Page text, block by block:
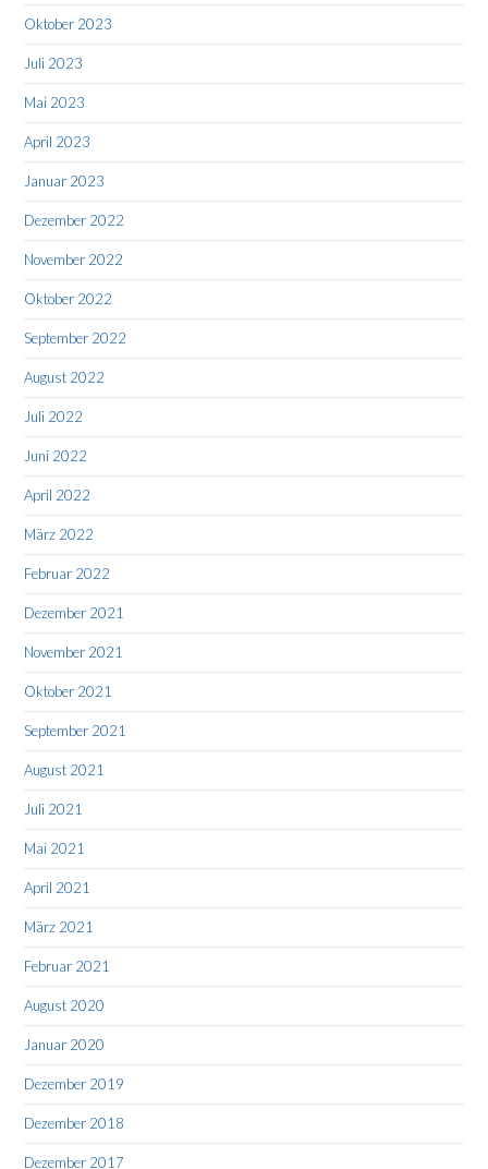
Oktober 2023
Juli 2023
Mai 2023
April 2023
Januar 2023
Dezember 2022
November 2022
Oktober 2022
September 2022
August 2022
Juli 2022
Juni 2022
April 2022
März 2022
Februar 2022
Dezember 2021
November 2021
Oktober 2021
September 2021
August 2021
Juli 2021
Mai 2021
April 2021
März 2021
Februar 2021
August 2020
Januar 2020
Dezember 2019
Dezember 2018
Dezember 2017